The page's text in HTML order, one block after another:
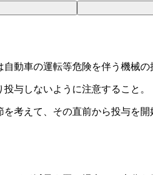
車の運転等危険を伴う機械の
与しないように注意すること。
えて、その直前から投与を開